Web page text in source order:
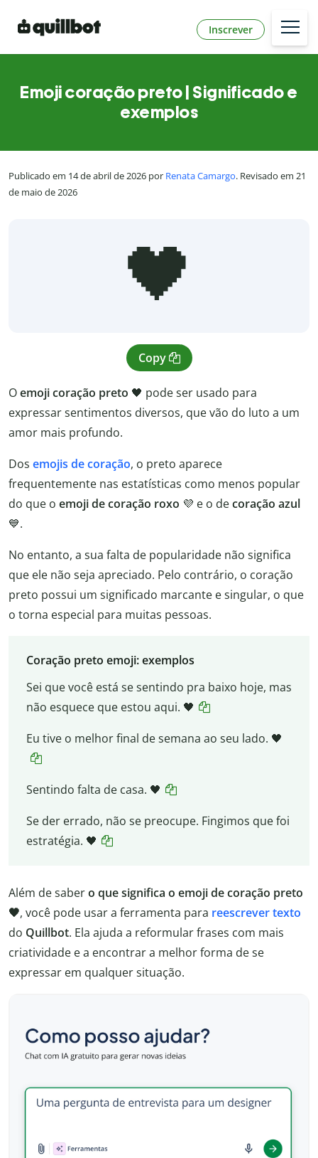
Inscrever
Emoji coração preto | Significado e
exemplos
Publicado em 14 de abril de 2026 por Renata Camargo. Revisado em 21
de maio de 2026
🖤
Copy
Oemoji coração preto 🖤 pode ser usado para
expressar sentimentos diversos, que vão do luto a um
amor mais profundo.
Dos emojis de coração, o preto aparece
frequentemente nas estatísticas como menos popular
do que o emoji de coração roxo 💜 e o decoração azul
💙.
No entanto, a sua falta de popularidade não significa
que ele não seja apreciado. Pelo contrário, o coração
preto possui um significado marcante e singular, o que
o torna especial para muitas pessoas.
Coração preto emoji: exemplos
Sei que você está se sentindo pra baixo hoje, mas
não esquece que estou aqui. 🖤
Eu tive o melhor final de semana ao seu lado. 🖤
Sentindo falta de casa. 🖤
Se der errado, não se preocupe. Fingimos que foi
estratégia. 🖤
Além de sabero que significa o emoji de coração preto
🖤, você pode usar a ferramenta para reescrever texto
do Quillbot. Ela ajuda a reformular frases com mais
criatividade e a encontrar a melhor forma de se
expressar em qualquer situação.